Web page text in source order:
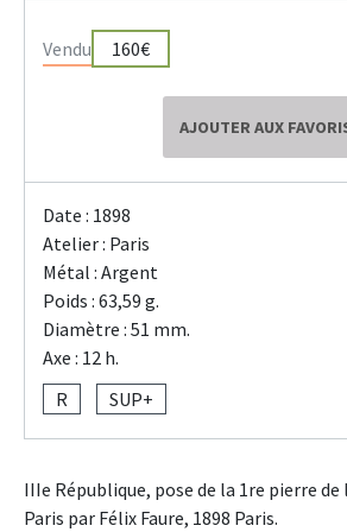
Vendu 160€
AJOUTER AUX
Date : 1898
Atelier : Paris
Métal : Argent
Poids : 63,59 g.
Diamètre : 51 mm.
Axe : 12 h.
R
SUP+
IIIe République, pose de la 1re pierre
Paris par Félix Faure, 1898 Paris.